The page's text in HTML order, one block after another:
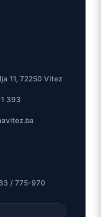
11, 72250 Vitez
393
/ 775-970